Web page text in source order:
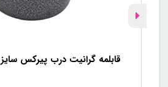
قابلمه گرانیت درب پیرکس سایز 20 تفلون تابان